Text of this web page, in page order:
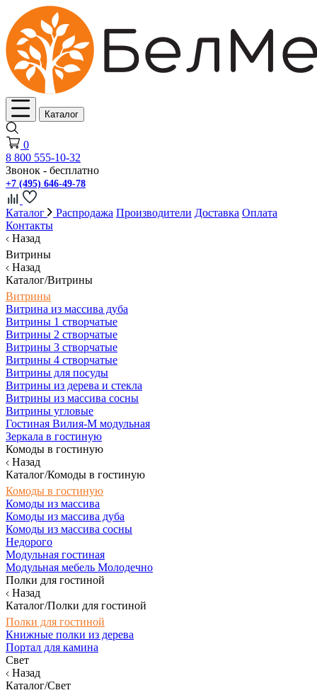
Каталог
0
8 800 555-10-32
Звонок - бесплатно
+7 (495) 646-49-78
Каталог Распродажа Производители Доставка Оплата
Контакты
Назад
Витрины
Назад
Каталог/Витрины
Витрины
Витрина из массива дуба
Витрины 1 створчатые
Витрины 2 створчатые
Витрины 3 створчатые
Витрины 4 створчатые
Витрины для посуды
Витрины из дерева и стекла
Витрины из массива сосны
Витрины угловые
Гостиная Вилия-М модульная
Зеркала в гостиную
Комоды в гостиную
Назад
Каталог/Комоды в гостиную
Комоды в гостиную
Комоды из массива
Комоды из массива дуба
Комоды из массива сосны
Недорого
Модульная гостиная
Модульная мебель Молодечно
Полки для гостиной
Назад
Каталог/Полки для гостиной
Полки для гостиной
Книжные полки из дерева
Портал для камина
Свет
Назад
Каталог/Свет